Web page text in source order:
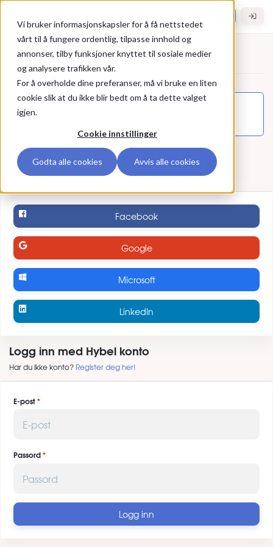
Vi bruker informasjonskapsler for å få nettstedet
vårt til å fungere ordentlig, tilpasse innhold og
annonser, tilby funksjoner knyttet til sosiale medier
og analysere trafikken vår.
For å overholde dine preferanser, må vi bruke en liten
cookie slik at du ikke blir bedt om å ta dette valget
igjen.
Cookie innstillinger
Godta alle cookies Avvis alle cookies
Logg inn
Logg inn
Bruk ekstern konto
Logg inn med ekstern brukerkonto
Facebook
Google
Microsoft
LinkedIn
Logg inn med Hybel konto
Har du ikke konto? Register deg her!
E-post
Passord
Logg inn